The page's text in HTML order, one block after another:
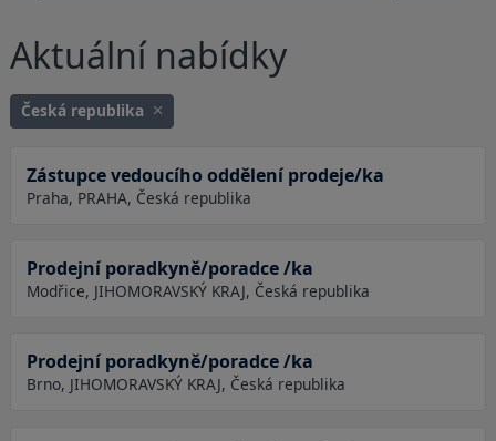
Aktuální nabídky
Česká republika
Zástupce vedoucího oddělení prodeje/ka
Praha, PRAHA, Česká republika
Prodejní poradkyně/poradce /ka
Modřice, JIHOMORAVSKÝ KRAJ, Česká republika
Prodejní poradkyně/poradce /ka
Brno, JIHOMORAVSKÝ KRAJ, Česká republika